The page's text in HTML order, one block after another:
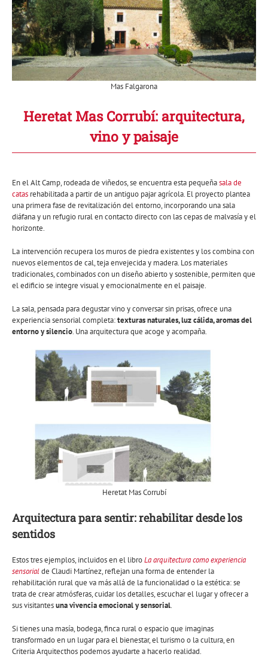
Mas Falgarona
Heretat Mas Corrubí: arquitectura,
vino y paisaje
En el Alt Camp, rodeada de viñedos, se encuentra esta pequeñasala de
catas rehabilitada a partir de un antiguo pajar agrícola. El proyecto plantea
una primera fase de revitalización del entorno, incorporando una sala
diáfana y un refugio rural en contacto directo con las cepas de malvasía y el
horizonte.
La intervención recupera los muros de piedra existentes y los combina con
nuevos elementos de cal, teja envejecida y madera. Los materiales
tradicionales, combinados con un diseño abierto y sostenible, permiten que
el edificio se integre visual y emocionalmente en el paisaje.
La sala, pensada para degustar vino y conversar sin prisas, ofrece una
experiencia sensorial completa:texturas naturales, luz cálida, aromas del
entorno y silencio. Una arquitectura que acoge y acompaña.
Heretat Mas Corrubí
Arquitectura para sentir: rehabilitar desde los
sentidos
Estos tres ejemplos, incluidos en el libroLa arquitectura como experiencia
sensorialde Claudi Martínez, reflejan una forma de entender la
rehabilitación rural que va más allá de la funcionalidad o la estética: se
trata de crear atmósferas, cuidar los detalles, escuchar el lugar y ofrecer a
sus visitantesuna vivencia emocional y sensorial.
Si tienes una masía, bodega, finca rural o espacio que imaginas
transformado en un lugar para el bienestar, el turismo o la cultura, en
Criteria Arquitecthos podemos ayudarte a hacerlo realidad.